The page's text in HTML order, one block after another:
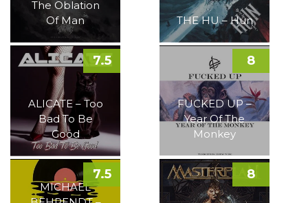
The Oblation
Of Man
THE HU – Hun
ALICATE – Too
Bad To Be
Good
7.5
FUCKED UP –
Year Of The
Monkey
8
MICHAEL
7.5 8